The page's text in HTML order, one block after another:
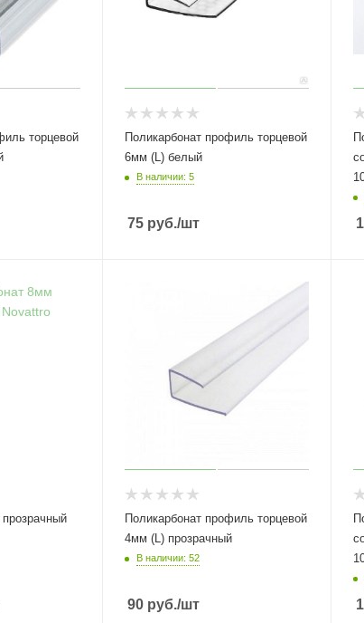
торцевой
Поликарбонат профиль торцевой
6мм (L) белый
В наличии: 5
75 руб./шт
Поликарбонат профиль торцевой
4мм (L) прозрачный
В наличии: 52
90 руб./шт